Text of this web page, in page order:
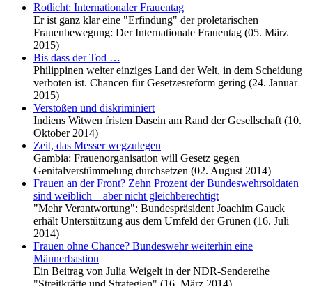
Rotlicht: Internationaler Frauentag
Er ist ganz klar eine "Erfindung" der proletarischen
Frauenbewegung: Der Internationale Frauentag (05. März
2015)
Bis dass der Tod …
Philippinen weiter einziges Land der Welt, in dem Scheidung
verboten ist. Chancen für Gesetzesreform gering (24. Januar
2015)
Verstoßen und diskriminiert
Indiens Witwen fristen Dasein am Rand der Gesellschaft (10.
Oktober 2014)
Zeit, das Messer wegzulegen
Gambia: Frauenorganisation will Gesetz gegen
Genitalverstümmelung durchsetzen (02. August 2014)
Frauen an der Front? Zehn Prozent der Bundeswehrsoldaten
sind weiblich – aber nicht gleichberechtigt
"Mehr Verantwortung": Bundespräsident Joachim Gauck
erhält Unterstützung aus dem Umfeld der Grünen (16. Juli
2014)
Frauen ohne Chance? Bundeswehr weiterhin eine
Männerbastion
Ein Beitrag von Julia Weigelt in der NDR-Sendereihe
"Streitkräfte und Strategien" (16. März 2014)